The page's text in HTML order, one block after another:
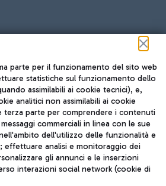
TRAVEL JOURNAL
ITA
parte per il funzionamento del sito web
statistiche sul funzionamento dello
assimilabili ai cookie tecnici), e,
analitici non assimilabili ai cookie
terza parte per comprendere i contenuti
commerciali in linea con le sue
dell'utilizzo delle funzionalità e
effettuare analisi e monitoraggio dei
gli annunci e le inserzioni
interazioni social network (cookie di